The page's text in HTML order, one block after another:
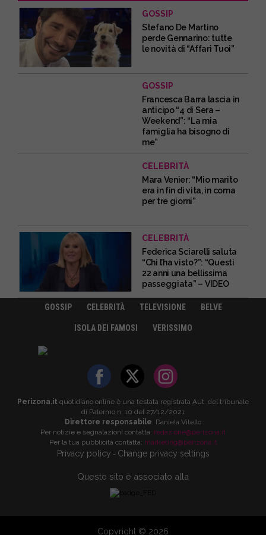
GOSSIP
Stefano De Martino
perde Gennarino: tutte
le novità di “Affari Tuoi”
GOSSIP
Francesca Barra lascia in
anticipo “4 di Sera –
Weekend”: “La mia
famiglia ha bisogno di
me”
CELEBRITÀ
Mara Venier: “Mio marito
era in fin di vita, in coma
per tre giorni”
CELEBRITÀ
Federica Sciarelli saluta
“Chi l’ha visto?”: “Questi
22 anni una bellissima
passeggiata” – VIDEO
GOSSIP CELEBRITÀ TELEVISIONE BELVE
ISOLA DEI FAMOSI VERISSIMO
Perizona.it quotidiano online è una testata registrata Aut. del tribunale
di Palermo n. 10 del 27/12/2021
Direttore responsabile: Daniela Vitello
Per notizie e segnalazioni contatta: redazione@perizona.it
Per la tua pubblicità contatta: marketing@perizona.it
Privacy policy - Change privacy settings
Questo sito è associato alla
Copyright © 2026